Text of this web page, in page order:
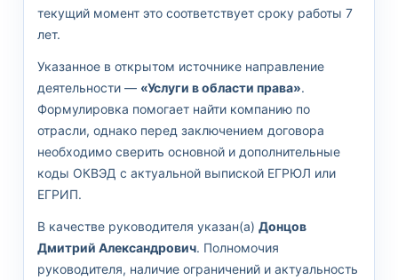
текущий момент это соответствует сроку работы 7
лет.
Указанное в открытом источнике направление
деятельности — «Услуги в области права».
Формулировка помогает найти компанию по
отрасли, однако перед заключением договора
необходимо сверить основной и дополнительные
коды ОКВЭД с актуальной выпиской ЕГРЮЛ или
ЕГРИП.
В качестве руководителя указан(а) Донцов
Дмитрий Александрович. Полномочия
руководителя, наличие ограничений и актуальность